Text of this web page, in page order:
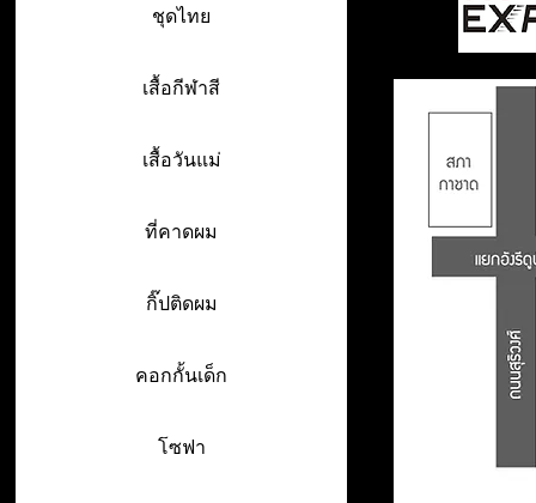
ชุดไทย
เสื้อกีฬาสี
เสื้อวันแม่
ที่คาดผม
กิ๊ปติดผม
คอกกั้นเด็ก
โซฟา